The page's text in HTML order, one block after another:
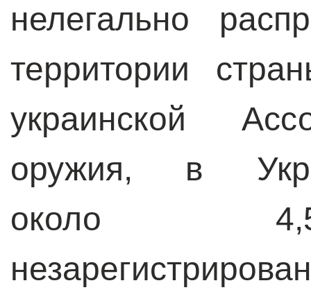
нелегально
территории
украинской
оружия, в
около